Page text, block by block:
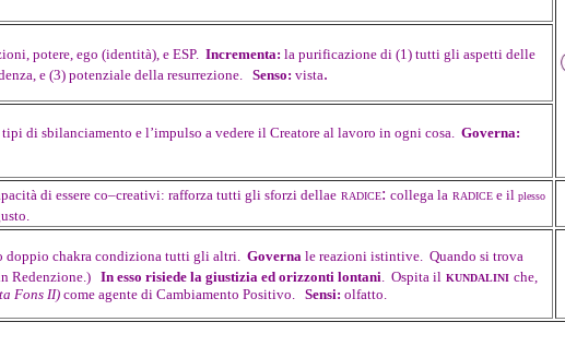
potere, ego (identità), e ESP. Incrementa: la purificazione di (1) tutti gli aspetti delle
e (3) potenziale della resurrezione. Senso: vista.
di sbilanciamento e l’impulso a vedere il Creatore al lavoro in ogni cosa. Governa:
di essere co–creativi: rafforza tutti gli sforzi dellae RADICE: collega la RADICE e il plesso
doppio chakra condiziona tutti gli altri. Governa le reazioni istintive. Quando si trova
Redenzione.) In esso risiede la giustizia ed orizzonti lontani . Ospita il KUNDALINI che,
Fons II) come agente di Cambiamento Positivo. Sensi: olfatto.